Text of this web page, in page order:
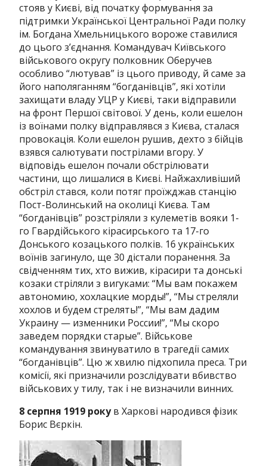
стояв у Києві, від початку формування за
підтримки Української Центральної Ради полку
ім. Богдана Хмельницького вороже ставилися
до цього з’єднання. Командувач Київського
військового округу полковник Оберучев
особливо “лютував” із цього приводу, й саме за
його наполяганням “богданівців”, які хотіли
захищати владу УЦР у Києві, таки відправили
на фронт Першої світової. У день, коли ешелон
із воїнами полку відправлявся з Києва, сталася
провокація. Коли ешелон рушив, дехто з бійців
взявся салютувати пострілами вгору. У
відповідь ешелон почали обстрілювати
частини, що лишалися в Києві. Найжахливіший
обстріл стався, коли потяг проїжджав станцію
Пост-Волинський на околиці Києва. Там
“богданівців” розстріляли з кулеметів вояки 1-
го Гвардійського кірасирського та 17-го
Донського козацького полків. 16 українських
воїнів загинуло, ще 30 дістали поранення. За
свідченням тих, хто вижив, кірасири та донські
козаки стріляли з вигуками: “Мы вам покажем
автономию, хохлацкие морды!”, “Мы стреляли
хохлов и будем стрелять!”, “Мы вам дадим
Украину — изменники России!”, “Мы скоро
заведем порядки старые”. Військове
командування звинуватило в трагедії самих
“богданівців”. Цю ж хвилю підхопила преса. Три
комісії, які призначили розслідувати вбивство
військових у тилу, так і не визначили винних.
8 серпня 1919 рокув Харкові народився фізик
Борис Вєркін.